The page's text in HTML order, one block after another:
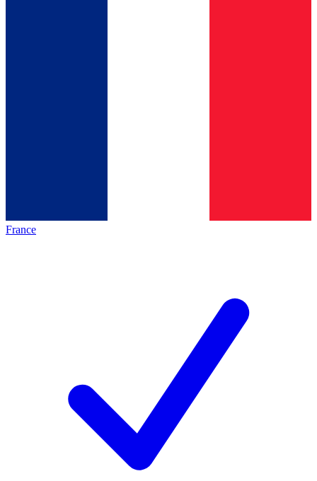
France